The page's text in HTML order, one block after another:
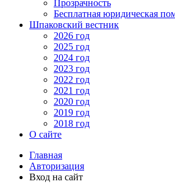
Прозрачность
Бесплатная юридическая
Шпаковский вестник
2026 год
2025 год
2024 год
2023 год
2022 год
2021 год
2020 год
2019 год
2018 год
О сайте
Главная
Авторизация
Вход на сайт